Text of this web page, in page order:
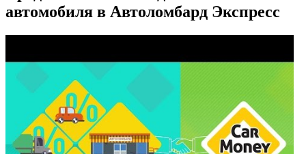
автомобиля в Автоломбард Экспресс